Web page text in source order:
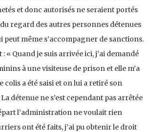
et donc autorisés ne seraient portés
regard des autres personnes détenues
peut même s’accompagner de sanctions.
: « Quand je suis arrivée ici, j’ai demandé
à une visiteuse de prison et elle m’a
colis a été saisi et on lui a retiré son
détenue ne s’est cependant pas arrêtée
l’administration ne voulait rien
ont été faits, j’ai pu obtenir le droit